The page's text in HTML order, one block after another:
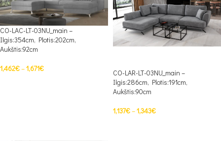
CO-LAC-LT-03NU_main –
Ilgis:354cm, Plotis:202cm,
Aukštis:92cm
1,462€–1,671€
CO-LAR-LT-03NU_main –
Ilgis:286cm, Plotis:191cm,
Aukštis:90cm
1,137€–1,343€